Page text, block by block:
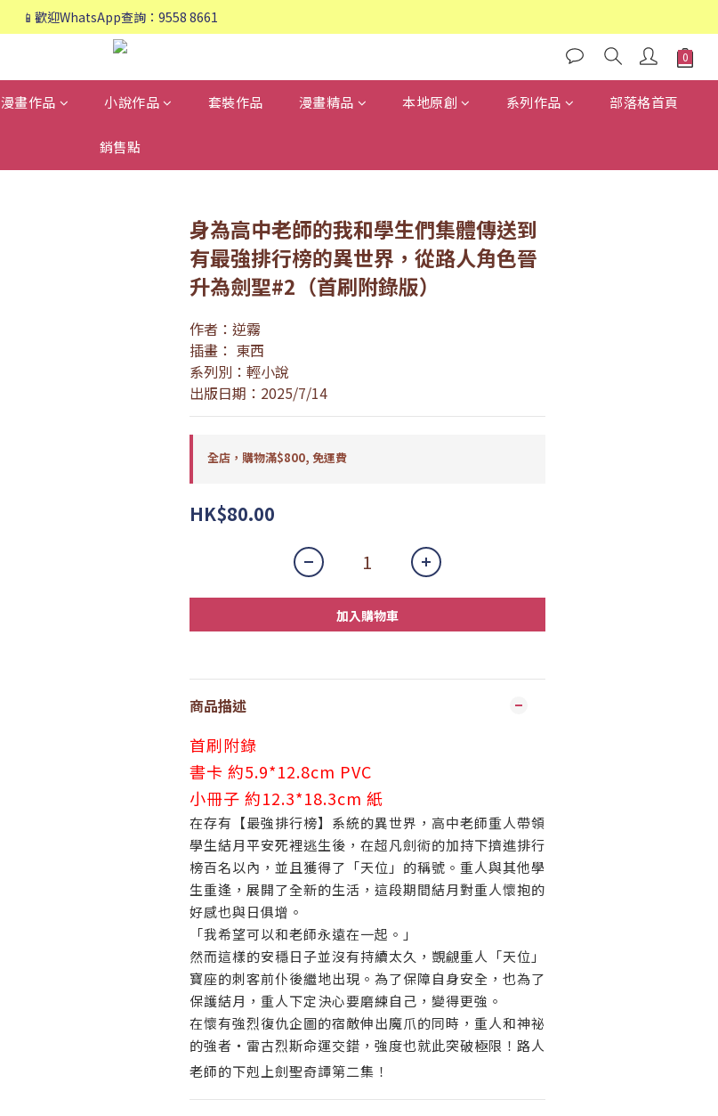
📱歡迎WhatsApp查詢：9558 8661
📱歡迎WhatsApp查詢：9558 8661
❤️會員專享：🛍購物滿💰HK$800，🚚免運費❤️
📱歡迎WhatsApp查詢：9558 8661
漫畫作品 小說作品 套裝作品 漫畫精品 本地原創 系列作品 部落格首頁
銷售點
身為高中老師的我和學生們集體傳送到
有最強排行榜的異世界，從路人角色晉
升為劍聖#2（首刷附錄版）
作者：逆霧
插畫： 東西
系列別：輕小說
出版日期：2025/7/14
全店，購物滿$800, 免運費
HK$80.00
加入購物車
商品描述
首刷附錄
書卡 約5.9*12.8cm PVC
小冊子 約12.3*18.3cm 紙
在存有【最強排行榜】系統的異世界，高中老師重人帶領
學生結月平安死裡逃生後，在超凡劍術的加持下擠進排行
榜百名以內，並且獲得了「天位」的稱號。重人與其他學
生重逢，展開了全新的生活，這段期間結月對重人懷抱的
好感也與日俱增。
「我希望可以和老師永遠在一起。」
然而這樣的安穩日子並沒有持續太久，覬覦重人「天位」
寶座的刺客前仆後繼地出現。為了保障自身安全，也為了
保護結月，重人下定決心要磨練自己，變得更強。
在懷有強烈復仇企圖的宿敵伸出魔爪的同時，重人和神祕
的強者‧雷古烈斯命運交錯，強度也就此突破極限！路人
老師的下剋上劍聖奇譚第二集！